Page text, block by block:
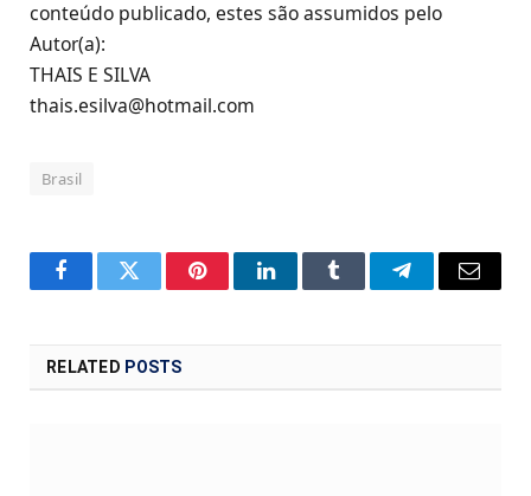
conteúdo publicado, estes são assumidos pelo
Autor(a):
THAIS E SILVA
thais.esilva@hotmail.com
Brasil
FacebookTwitter PinterestLinkedInTumblr TelegramEmail
RELATED POSTS